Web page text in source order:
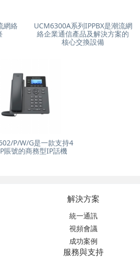
網絡
UCM6300A系列IPPBX是潮流網
絡企業通信產品及解決方案的
核心交換設備
P/W/G是一款支持4
賬號的商務型IP話機
解決方案
統一通訊
視頻會議
成功案例
服務與支持